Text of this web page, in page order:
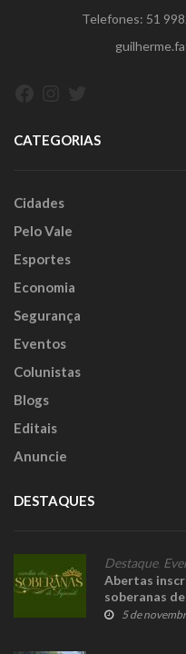
Telefones: 51
CATEGORIAS
Cidades
Pelo Vale
Esportes
Economia
Segurança
Eventos
Colunistas
Blogs
Editais
Anuncie
DESTAQUES
Destaque,
Abertas
soberanas
5 de